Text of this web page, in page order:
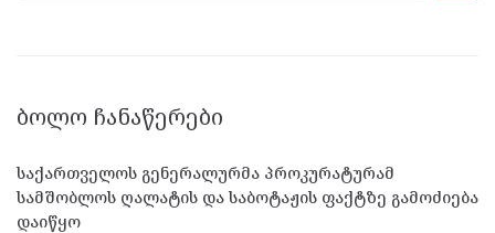
ᲑᲝᲚᲝ ᲩᲐᲜᲐᲬᲔᲠᲔᲑᲘ
საქართველოს გენერალურმა პროკურატურამ
სამშობლოს ღალატის და საბოტაჟის ფაქტზე გამოძიება
დაიწყო